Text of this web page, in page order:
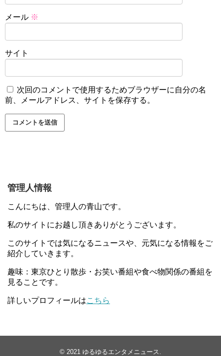
メール ※
サイト
次回のコメントで使用するためブラウザーに自分の名
前、メールアドレス、サイトを保存する。
管理人情報
こんにちは、管理人の青山です。
私のサイトにお越し頂きありがとうございます。
このサイトでは気になるニュースや、元気になる情報をご
紹介していきます。
趣味：東京ひとり散歩・お笑い番組や食べ物関係の番組を
見ることです。
詳しいプロフィールはこちら
© 2021 ゆるゆるエンタメニュース.